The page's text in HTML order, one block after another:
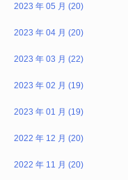
2023 年 05 月 (20)
2023 年 04 月 (20)
2023 年 03 月 (22)
2023 年 02 月 (19)
2023 年 01 月 (19)
2022 年 12 月 (20)
2022 年 11 月 (20)